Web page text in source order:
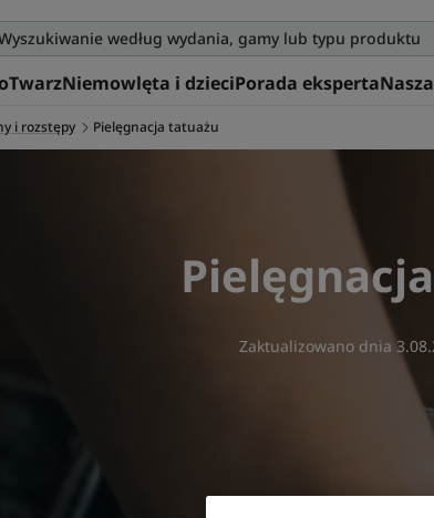
TwarzNiemowlęta i dzieciPorada eksperta
i rozstępy Pielęgnacja tatuażu
Zaktualizowano dnia